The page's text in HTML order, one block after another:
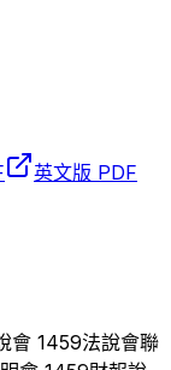
英文版 PDF
會 1459法說會聯